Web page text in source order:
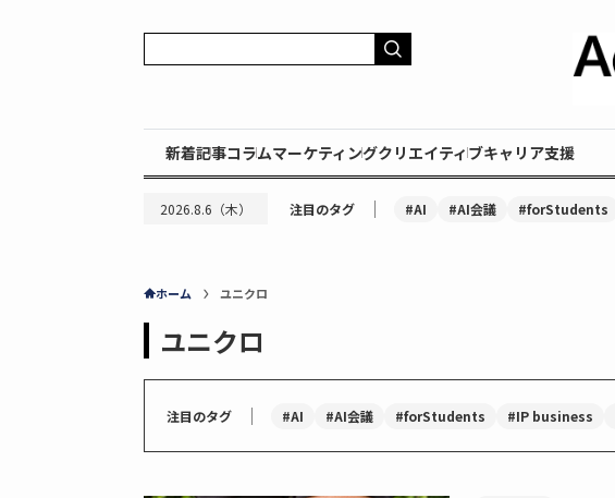
新着記事コラムマーケティングクリエイティブキャリア支援
2026.8.6（木） 注目のタグ ｜ #AI #AI会議 #forStudents
ホーム ユニクロ
ユニクロ
注目のタグ ｜ #AI #AI会議 #forStudents #IP business